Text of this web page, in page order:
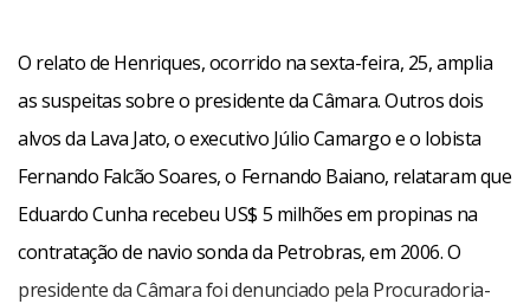
O relato de Henriques, ocorrido na sexta-feira, 25, amplia
as suspeitas sobre o presidente da Câmara. Outros dois
alvos da Lava Jato, o executivo Júlio Camargo e o lobista
Fernando Falcão Soares, o Fernando Baiano, relataram que
Eduardo Cunha recebeu US$ 5 milhões em propinas na
contratação de navio sonda da Petrobras, em 2006. O
presidente da Câmara foi denunciado pela Procuradoria-